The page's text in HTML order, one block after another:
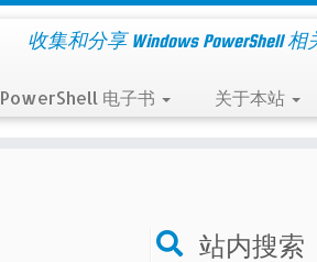
收集和分享 Windows PowerShell
PowerShell 电子书 关于本站
站内搜索